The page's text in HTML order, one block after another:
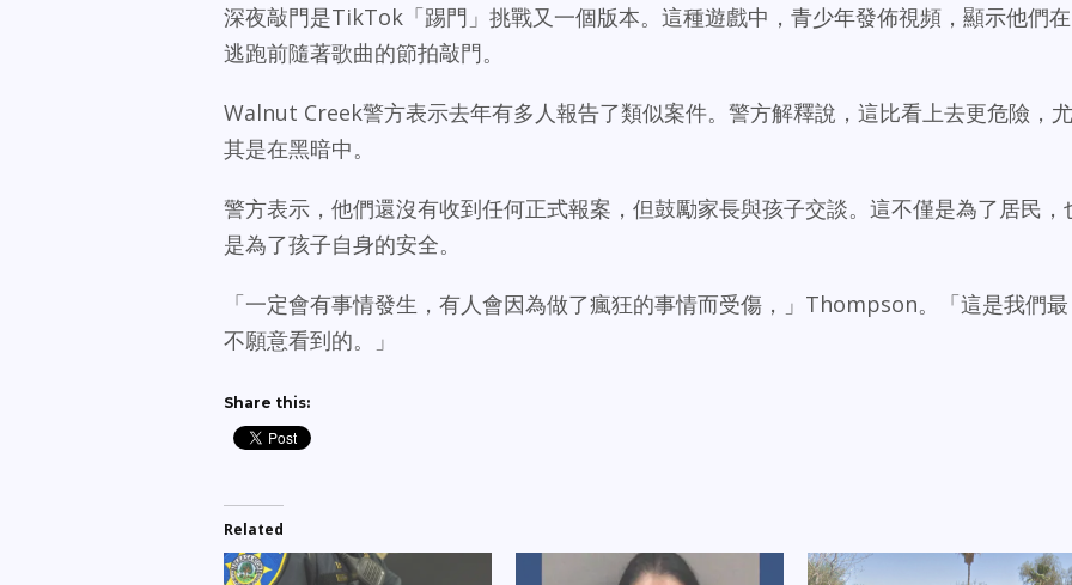
深夜敲門是TikTok「踢門」挑戰又一個版本。這種遊戲中，青少年發佈視頻，顯示他們在
逃跑前隨著歌曲的節拍敲門。
Walnut Creek警方表示去年有多人報告了類似案件。警方解釋說，這比看上去更危險，尤
其是在黑暗中。
警方表示，他們還沒有收到任何正式報案，但鼓勵家長與孩子交談。這不僅是為了居民，
是為了孩子自身的安全。
「一定會有事情發生，有人會因為做了瘋狂的事情而受傷，」Thompson。「這是我們最
不願意看到的。」
Share this:
Related